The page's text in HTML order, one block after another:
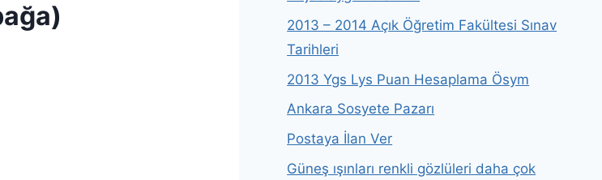
2013 – 2014 Açık Öğretim Fakültesi Sınav
Tarihleri
2013 Ygs Lys Puan Hesaplama Ösym
Ankara Sosyete Pazarı
Postaya İlan Ver
Güneş ışınları renkli gözlüleri daha çok